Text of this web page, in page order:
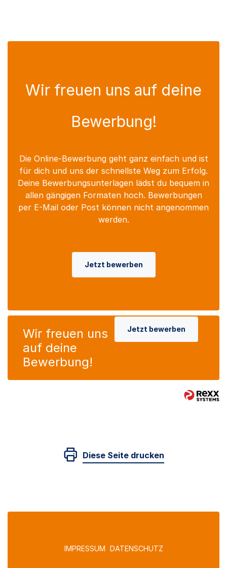
Wir freuen uns auf deine
Bewerbung!
Die Online-Bewerbung geht ganz einfach und ist
für dich und uns der schnellste Weg zum Erfolg.
Deine Bewerbungsunterlagen lädst du bequem in
allen gängigen Formaten hoch. Bewerbungen
per E-Mail oder Post können nicht angenommen
werden.
Jetzt bewerben
Wir freuen uns
auf deine
Bewerbung!
Jetzt bewerben
Diese Seite drucken
IMPRESSUM DATENSCHUTZ